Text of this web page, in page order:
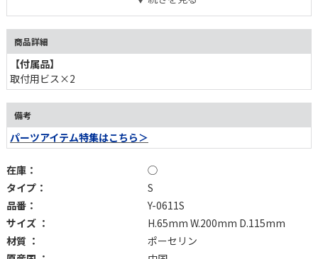
商品詳細
【付属品】
取付用ビス×2
備考
パーツアイテム特集はこちら＞
在庫：
◯
タイプ：
S
品番：
Y-0611S
サイズ ：
H.65mm W.200mm D.115mm
材質 ：
ポーセリン